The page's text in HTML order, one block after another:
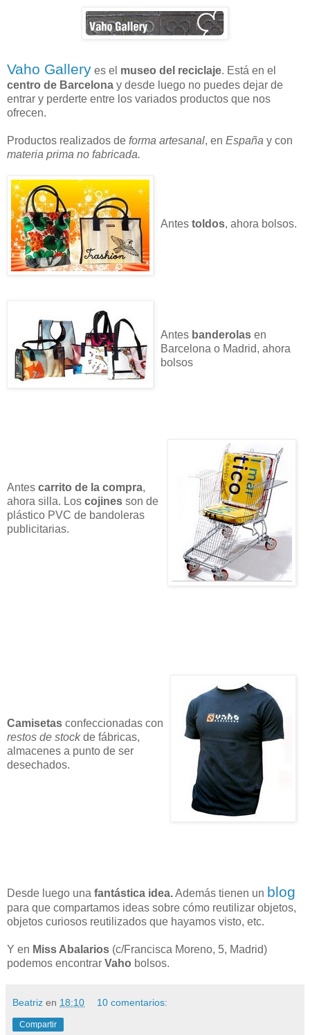
Vaho Gallery es el museo del reciclaje. Está en el
centro de Barcelona y desde luego no puedes dejar de
entrar y perderte entre los variados productos que nos
ofrecen.
Productos realizados de forma artesanal, en España y con
materia prima no fabricada.
Antes toldos, ahora bolsos.
Antes banderolas en
Barcelona o Madrid, ahora
bolsos
Antes carrito de la compra,
ahora silla. Los cojines son de
plástico PVC de bandoleras
publicitarias.
Camisetas confeccionadas con
restos de stockde fábricas,
almacenes a punto de ser
desechados.
Desde luego una fantástica idea.Además tienen un blog
para que compartamos ideas sobre cómo reutilizar objetos,
objetos curiosos reutilizados que hayamos visto, etc.
Y en Miss Abalarios (c/Francisca Moreno, 5, Madrid)
podemos encontrar Vaho bolsos.
Beatriz en 18:10 10 comentarios:
Compartir